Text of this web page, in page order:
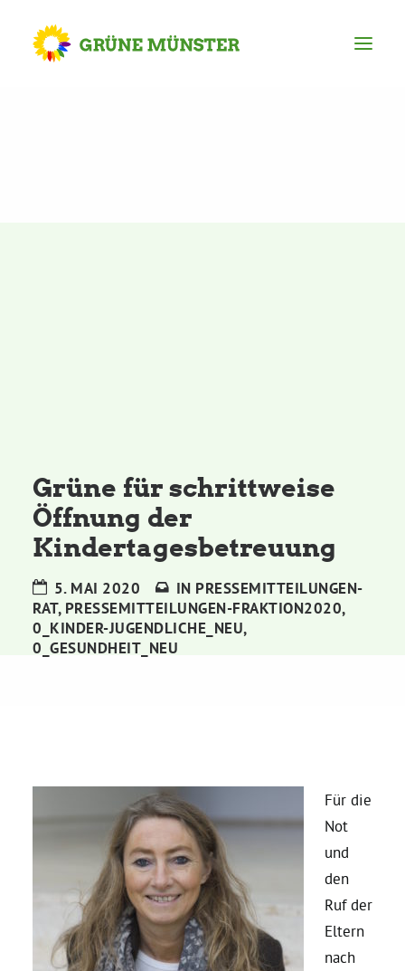
Grünes Zentrum
Personen
Sylvia Rietenberg, MdB
Robin Korte, MdL
Daniel Freund, MdEP
Delegierte
Grüne für schrittweise
Öffnung der
Kindertagesbetreuung
5. MAI 2020 IN PRESSEMITTEILUNGEN-
RAT, PRESSEMITTEILUNGEN-FRAKTION2020,
0_KINDER-JUGENDLICHE_NEU,
0_GESUNDHEIT_NEU
Für die
Not
und
den
Ruf der
Eltern
nach